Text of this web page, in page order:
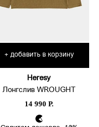
+ добавить в корзину
Heresy
Лонгслив WROUGHT
14 990 Р.